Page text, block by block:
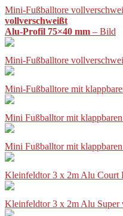
Mini-Fußballtore
vollverschweißt
Alu-Profil 75×40 mm – Bild
Mini-Fußballtore
Mini-Fußballtore mit
Mini Fußballtor mit
Mini Fußballtor mit
Kleinfeldtor 3 x 2m Alu Court
Kleinfeldtor 3 x 2m Alu Super